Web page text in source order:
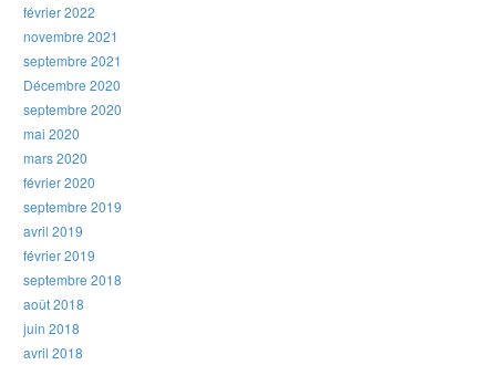
février 2022
novembre 2021
septembre 2021
Décembre 2020
septembre 2020
mai 2020
mars 2020
février 2020
septembre 2019
avril 2019
février 2019
septembre 2018
août 2018
juin 2018
avril 2018